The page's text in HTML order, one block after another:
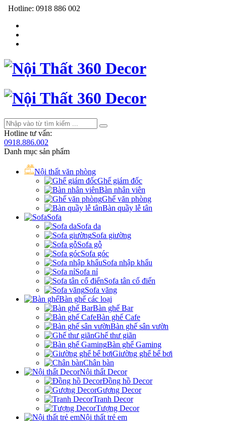
Hotline: 0918 886 002
Hotline tư vấn:
0918.886.002
Danh mục sản phẩm
Nội thất văn phòng
Ghế giám đốc
Bàn nhân viên
Ghế văn phòng
Bàn quầy lễ tân
Sofa
Sofa da
Sofa giường
Sofa gỗ
Sofa góc
Sofa nhập khẩu
Sofa nỉ
Sofa tân cổ điển
Sofa văng
Bàn ghế các loại
Bàn ghế Bar
Bàn ghế Cafe
Bàn ghế sân vườn
Ghế thư giãn
Bàn ghế Gaming
Giường ghế bể bơi
Chân bàn
Nội thất Decor
Đồng hồ Decor
Gương Decor
Tranh Decor
Tượng Decor
Nội thất trẻ em